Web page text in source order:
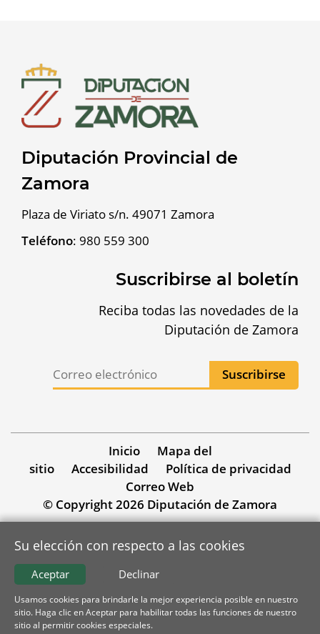
Diputación Provincial de
Zamora
Plaza de Viriato s/n. 49071 Zamora
Teléfono: 980 559 300
Suscribirse al boletín
Reciba todas las novedades de la
Diputación de Zamora
Inicio
Mapa del
sitio
Accesibilidad
Política de privacidad
Correo Web
© Copyright 2026 Diputación de Zamora
Su elección con respecto a las cookies
Declinar
Aceptar
Usamos cookies para brindarle la mejor experiencia posible en nuestro
sitio. Haga clic en Aceptar para habilitar todas las funciones de nuestro
sitio al permitir cookies especiales.